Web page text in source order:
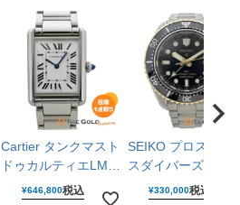
Cartier タンクマスト
ドゥカルティエLM
WSTA0106 ラージモ
¥646,800税込
SEIKO プロスペッ
スダイバーズキュ
バーGMT SBEJ030
¥330,000税込